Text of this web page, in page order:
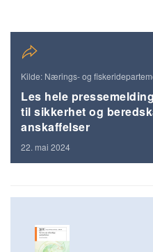
Kilde: Nærings- og
Les hele
til sikkerhet og
anskaffelser
22. mai 2024